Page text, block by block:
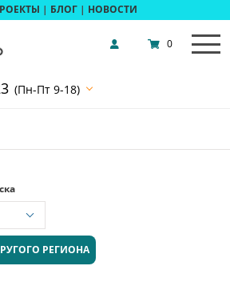
| БЛОГ | НОВОСТИ
(Пн-Пт 9-18)
0
РЕГИОНА